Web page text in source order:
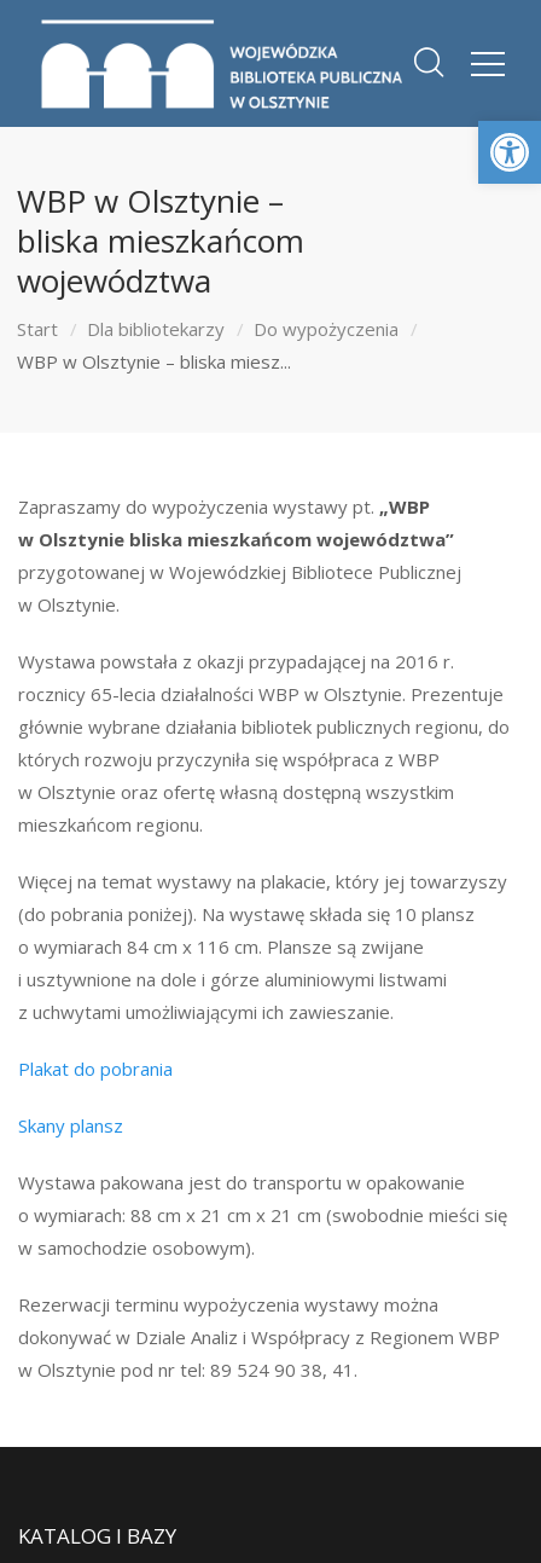
WBP w Olsztynie –
bliska mieszkańcom
województwa
Start Dla bibliotekarzy
Do wypożyczenia
WBP w Olsztynie – bliska miesz...
Zapraszamy do wypożyczenia wystawy pt. „WBP
w Olsztynie bliska mieszkańcom województwa”
przygotowanej w Wojewódzkiej Bibliotece Publicznej
w Olsztynie.
Wystawa powstała z okazji przypadającej na 2016 r.
rocznicy 65-lecia działalności WBP w Olsztynie. Prezentuje
głównie wybrane działania bibliotek publicznych regionu, do
których rozwoju przyczyniła się współpraca z WBP
w Olsztynie oraz ofertę własną dostępną wszystkim
mieszkańcom regionu.
Więcej na temat wystawy na plakacie, który jej towarzyszy
(do pobrania poniżej). Na wystawę składa się 10 plansz
o wymiarach 84 cm x 116 cm. Plansze są zwijane
i usztywnione na dole i górze aluminiowymi listwami
z uchwytami umożliwiającymi ich zawieszanie.
Plakat do pobrania
Skany plansz
Wystawa pakowana jest do transportu w opakowanie
o wymiarach: 88 cm x 21 cm x 21 cm (swobodnie mieści się
w samochodzie osobowym).
Rezerwacji terminu wypożyczenia wystawy można
dokonywać w Dziale Analiz i Współpracy z Regionem WBP
w Olsztynie pod nr tel: 89 524 90 38, 41.
KATALOG I BAZY